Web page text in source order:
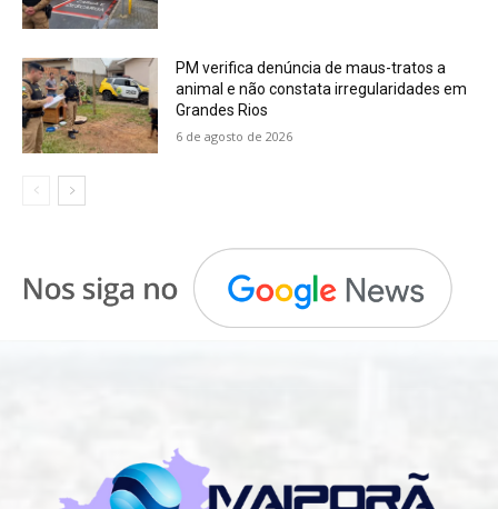
PM verifica denúncia de maus-tratos a
animal e não constata irregularidades em
Grandes Rios
6 de agosto de 2026